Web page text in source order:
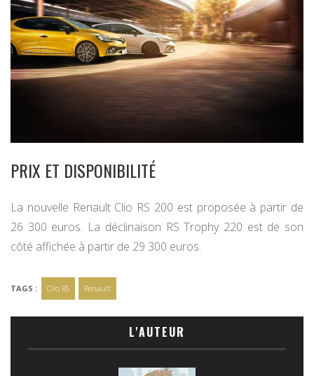
PRIX ET DISPONIBILITÉ
La nouvelle Renault Clio RS 200 est proposée à partir de
26 300 euros. La déclinaison RS Trophy 220 est de son
côté affichée à partir de 29 300 euros.
TAGS : Clio RS Renault
L'AUTEUR